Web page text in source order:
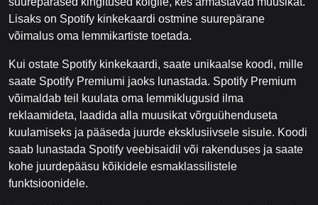
Lisaks on Spotify kinkekaardi ostmine suurepärane
võimalus oma lemmikartiste toetada.
Kui ostate Spotify kinkekaardi, saate unikaalse koodi, mille
saate Spotify Premiumi jaoks lunastada. Spotify Premium
võimaldab teil kuulata oma lemmiklugusid ilma
reklaamideta, laadida alla muusikat võrguühenduseta
kuulamiseks ja pääseda juurde eksklusiivsele sisule. Koodi
saab lunastada Spotify veebisaidil või rakenduses ja saate
kohe juurdepääsu kõikidele esmaklassilistele
funktsioonidele.